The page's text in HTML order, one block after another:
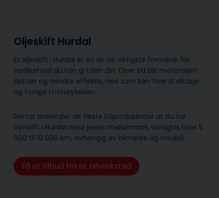
Oljeskift Hurdal
Et oljeskift i Hurdal er en av de viktigste formene for
vedlikehold du kan gi bilen din. Over tid blir motoroljen
skitten og mindre effektiv, noe som kan føre til slitasje
og forrige motorytelsen.
Derfor anbefaler de fleste bilprodusenter at du tar
oljeskift i Hurdal med jevne mellomrom, vanligvis hver 5
000 til 10 000 km, avhengig av bilmerke og modell.
Få et tilbud fra et bilverksted